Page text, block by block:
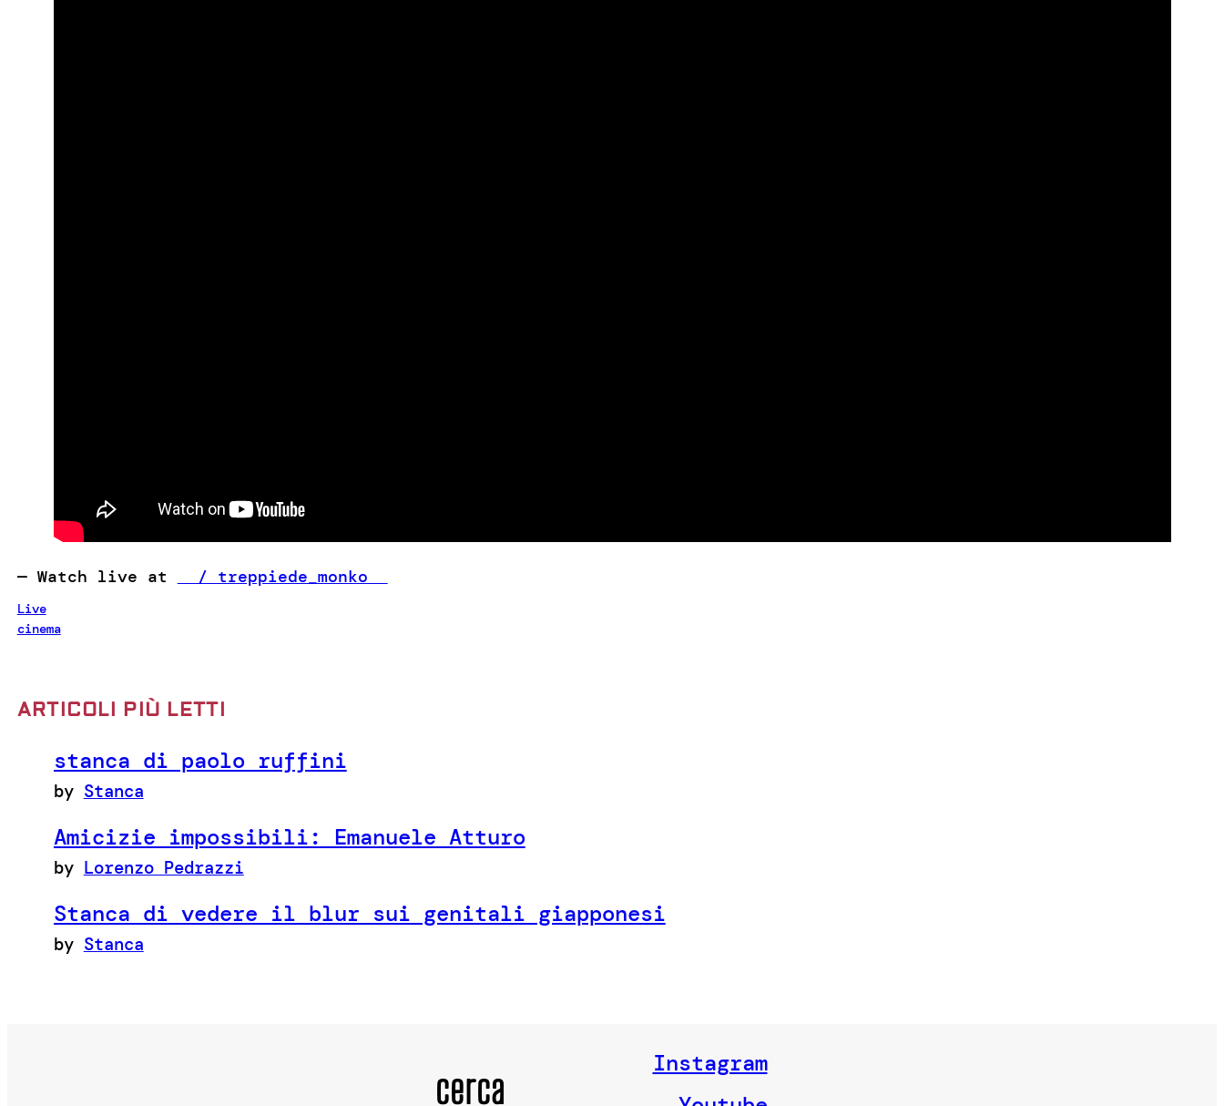
— Watch live at / treppiede_monko
Live
cinema
ARTICOLI PIÙ LETTI
stanca di paolo ruffini
by Stanca
Amicizie impossibili: Emanuele Atturo
by Lorenzo Pedrazzi
Stanca di vedere il blur sui genitali giapponesi
by Stanca
cerca
Instagram